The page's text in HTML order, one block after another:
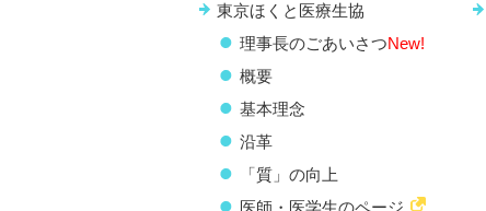
東京ほくと医療生協
理事長のごあいさつNew!
概要
基本理念
沿革
「質」の向上
医師・医学生のページ